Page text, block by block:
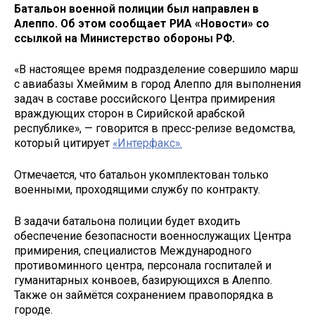
Батальон военной полиции был направлен в
Алеппо. Об этом сообщает РИА «Новости» со
ссылкой на Министерство обороны РФ.
«В настоящее время подразделение совершило марш
с авиабазы Хмеймим в город Алеппо для выполнения
задач в составе российского Центра примирения
враждующих сторон в Сирийской арабской
республике», — говорится в пресс-релизе ведомства,
который цитирует «Интерфакс».
Отмечается, что батальон укомплектован только
военными, проходящими службу по контракту.
В задачи батальона полиции будет входить
обеспечение безопасности военнослужащих Центра
примирения, специалистов Международного
противоминного центра, персонала госпиталей и
гуманитарных конвоев, базирующихся в Алеппо.
Также он займётся сохранением правопорядка в
городе.